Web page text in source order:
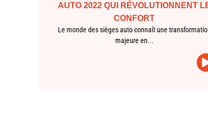
AUTO 2022 QUI RÉVOLUTIONNENT
CONFORT
Le monde des sièges auto connaît une
majeure en...